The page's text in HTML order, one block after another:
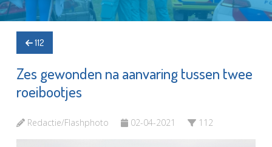
112
Zes gewonden na aanvaring tussen twee
roeibootjes
Redactie/Flashphoto 02-04-2021 112